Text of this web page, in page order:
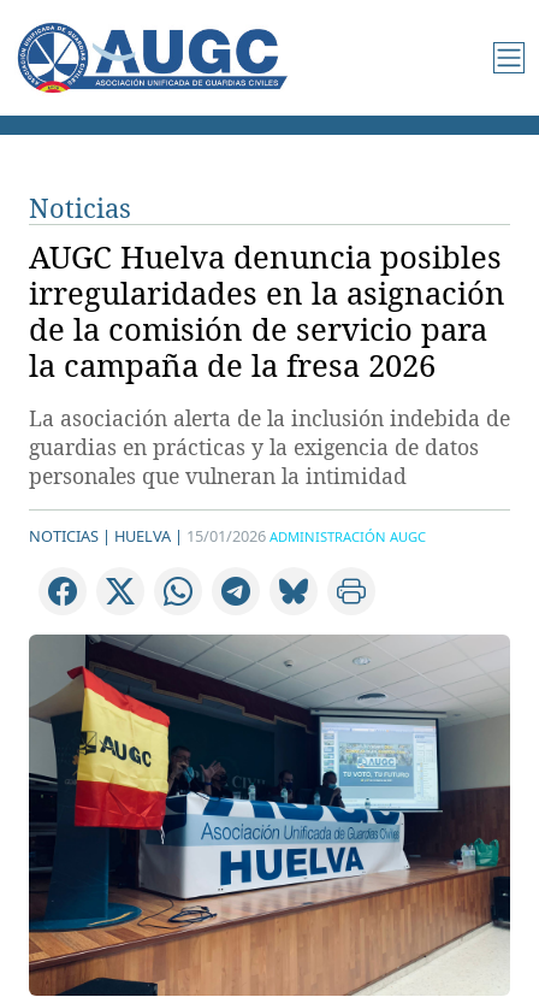
Noticias
AUGC Huelva denuncia posibles
irregularidades en la asignación
de la comisión de servicio para
la campaña de la fresa 2026
La asociación alerta de la inclusión indebida de
guardias en prácticas y la exigencia de datos
personales que vulneran la intimidad
NOTICIAS | HUELVA | 15/01/2026 ADMINISTRACIÓN AUGC